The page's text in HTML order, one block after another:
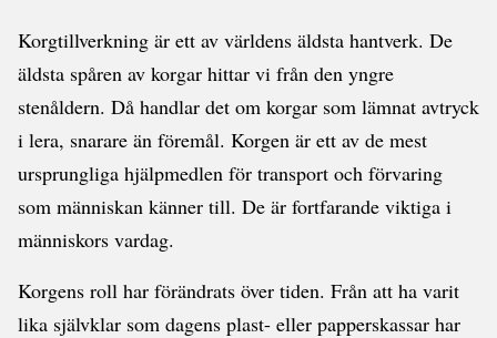
Korgtillverkning är ett av världens äldsta hantverk. De
äldsta spåren av korgar hittar vi från den yngre
stenåldern. Då handlar det om korgar som lämnat avtryck
i lera, snarare än föremål. Korgen är ett av de mest
ursprungliga hjälpmedlen för transport och förvaring
som människan känner till. De är fortfarande viktiga i
människors vardag.
Korgens roll har förändrats över tiden. Från att ha varit
lika självklar som dagens plast- eller papperskassar har